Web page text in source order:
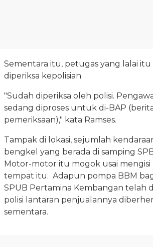
Sementara itu, petugas yang lalai
diperiksa kepolisian.
"Sudah diperiksa oleh polisi.
sedang diproses untuk di-BAP
pemeriksaan)," kata Ramses.
Tampak di lokasi, sejumlah
bengkel yang berada di samping
Motor-motor itu mogok usai mengisi
tempat itu. Adapun pompa BBM
SPUB Pertamina Kembangan telah
polisi lantaran penjualannya
sementara.